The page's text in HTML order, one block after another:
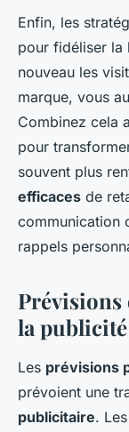
Enfin, les
pour fidéliser la
nouveau les
marque, vous
Combinez cela
pour
souvent plus
efficaces de
communication
rappels
Prévisions
la
Les prévisions
prévoient une
publicitaire.